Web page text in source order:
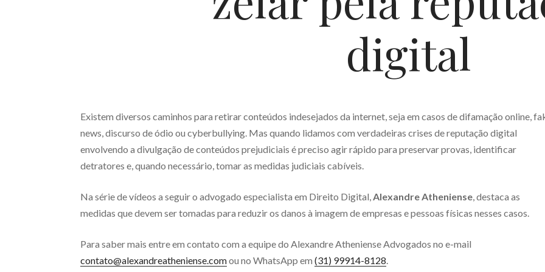
digital
Existem diversos caminhos para retirar conteúdos indesejados da internet, seja em casos de difamação online,
news, discurso de ódio ou cyberbullying. Mas quando lidamos com verdadeiras crises de reputação digital
envolvendo a divulgação de conteúdos prejudiciais é preciso agir rápido para preservar provas, identificar
detratores e, quando necessário, tomar as medidas judiciais cabíveis.
Na série de vídeos a seguir o advogado especialista em Direito Digital,Alexandre Atheniense, destaca as
medidas que devem ser tomadas para reduzir os danos à imagem de empresas e pessoas físicas nesses casos.
Para saber mais entre em contato com a equipe do Alexandre Atheniense Advogados no e-mail
contato@alexandreatheniense.comou no WhatsApp em (31) 99914-8128.